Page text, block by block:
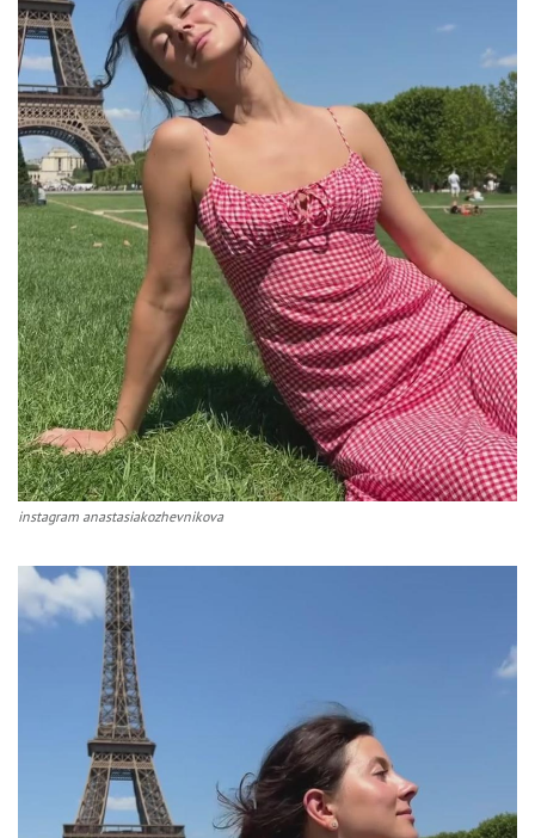
instagram anastasiakozhevnikova